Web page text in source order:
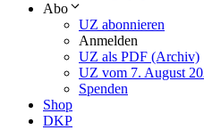
Abo
UZ abonnieren
Anmelden
UZ als PDF (Archiv)
UZ vom 7. August
Spenden
Shop
DKP